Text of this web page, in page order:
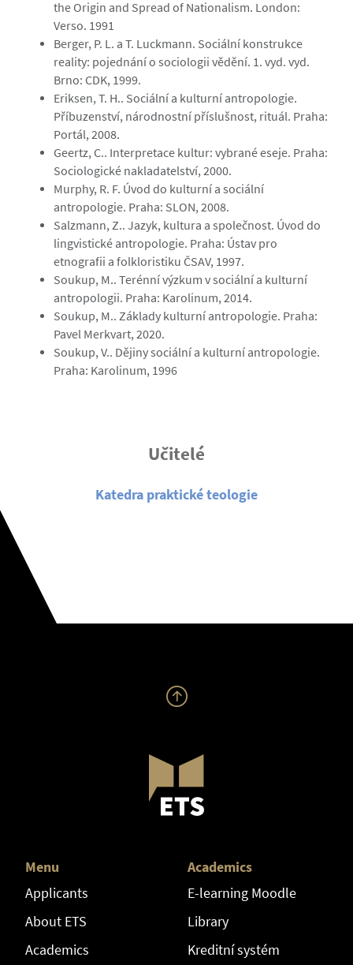
the Origin and Spread of Nationalism. London:
Verso. 1991
Berger, P. L. a T. Luckmann. Sociální konstrukce
reality: pojednání o sociologii vědění. 1. vyd. vyd.
Brno: CDK, 1999.
Eriksen, T. H.. Sociální a kulturní antropologie.
Příbuzenství, národnostní příslušnost, rituál. Praha:
Portál, 2008.
Geertz, C.. Interpretace kultur: vybrané eseje. Praha:
Sociologické nakladatelství, 2000.
Murphy, R. F. Úvod do kulturní a sociální
antropologie. Praha: SLON, 2008.
Salzmann, Z.. Jazyk, kultura a společnost. Úvod do
lingvistické antropologie. Praha: Ústav pro
etnografii a folkloristiku ČSAV, 1997.
Soukup, M.. Terénní výzkum v sociální a kulturní
antropologii. Praha: Karolinum, 2014.
Soukup, M.. Základy kulturní antropologie. Praha:
Pavel Merkvart, 2020.
Soukup, V.. Dějiny sociální a kulturní antropologie.
Praha: Karolinum, 1996
Učitelé
Katedra praktické teologie
Menu
Applicants
About ETS
Academics
Academics
E-learning Moodle
Library
Kreditní systém